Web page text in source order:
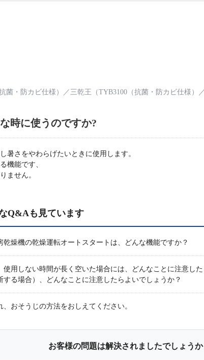
菌・防カビ仕様） ／ 三乾王（TYB3100（抗菌・防カビ仕様） ／
時に使うのですか?
暑さをやわらげたいときに使用します。
機能です、
ません。
Q&Aも見ています
乾燥機の乾燥運転オートスタートは、どんな機能ですか？
使用しない時間が長く空いた場合には、どんなことに注意し
る場合）、どんなことに注意したらよいでしょうか？
おそうじの方法をおしえてください。
お客様の問題は解決されましたでしょうか